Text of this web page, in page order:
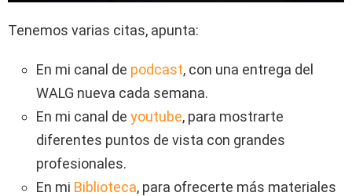
Tenemos varias citas, apunta:
En mi canal de podcast, con una entrega del
WALG nueva cada semana.
En mi canal de youtube, para mostrarte
diferentes puntos de vista con grandes
profesionales.
En mi Biblioteca, para ofrecerte más materiales